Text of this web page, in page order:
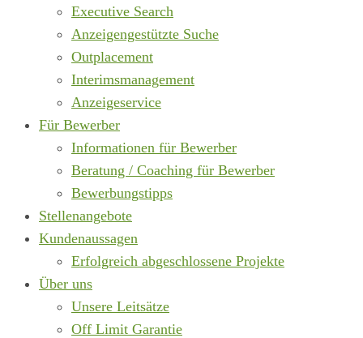
Executive Search
Anzeigengestützte Suche
Outplacement
Interimsmanagement
Anzeigeservice
Für Bewerber
Informationen für Bewerber
Beratung / Coaching für Bewerber
Bewerbungstipps
Stellenangebote
Kundenaussagen
Erfolgreich abgeschlossene Projekte
Über uns
Unsere Leitsätze
Off Limit Garantie